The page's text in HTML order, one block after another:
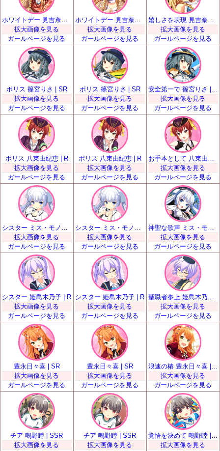
拡大画像を見る
ガールページを見る
ホワイトデー 見吉奈央 | SSR
拡大画像を見る
ガールページを見る
嬉しさを表現 見吉奈央 | UR
拡大画像を見る
ガールページを見る
ポリス 篠宮りさ | SR
拡大画像を見る
ガールページを見る
ポリス 篠宮りさ | SR
拡大画像を見る
ガールページを見る
拡大画像を見る
ガールページを見る
ポリス 八束由紀恵 | R
拡大画像を見る
ガールページを見る
ポリス 八束由紀恵 | R
拡大画像を見る
ガールページを見る
拡大画像を見る
ガールページを見る
拡大画像を見る
ガールページを見る
拡大画像を見る
ガールページを見る
拡大画像を見る
ガールページを見る
シスター 姫島木乃子 | R
拡大画像を見る
ガールページを見る
シスター 姫島木乃子 | R
拡大画像を見る
ガールページを見る
拡大画像を見る
ガールページを見る
豊永日々喜 | SR
拡大画像を見る
ガールページを見る
豊永日々喜 | SR
拡大画像を見る
ガールページを見る
拡大画像を見る
ガールページを見る
チア 鴫野睦 | SSR
拡大画像を見る
チア 鴫野睦 | SSR
拡大画像を見る
拡大画像を見る